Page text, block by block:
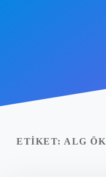
Yasal Uyarı
ETIKET: ALG